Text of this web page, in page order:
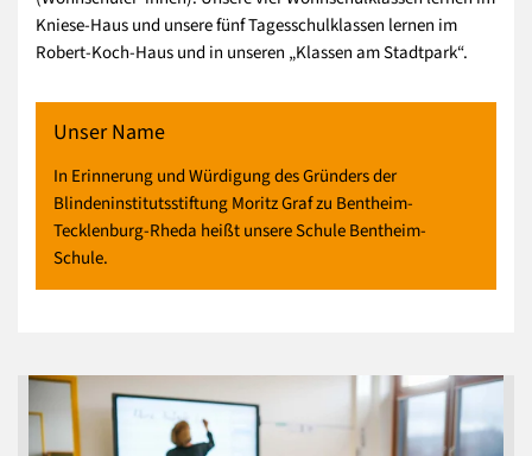
Kniese-Haus und unsere fünf Tagesschulklassen lernen im
Robert-Koch-Haus und in unseren „Klassen am Stadtpark“.
Unser Name
In Erinnerung und Würdigung des Gründers der
Blindeninstitutsstiftung Moritz Graf zu Bentheim-
Tecklenburg-Rheda heißt unsere Schule Bentheim-
Schule.